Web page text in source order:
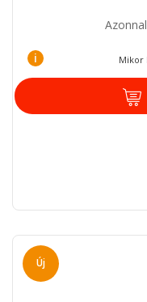
i Mikor
Új